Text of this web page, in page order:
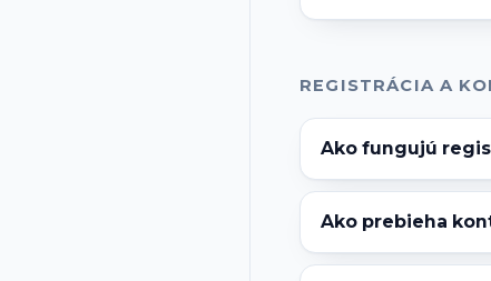
REGISTRÁCIA A
Ako fungujú
Ako prebieha